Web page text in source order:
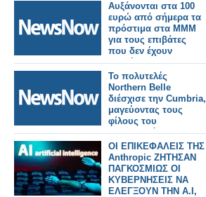
Αυξάνονται στα 100
ευρώ από σήμερα τα
πρόστιμα στα ΜΜΜ
για τους επιβάτες
που δεν έχουν
εισιτήριο.
Το πολυτελές
Northern Belle
διέσχισε την Cumbria,
μαγεύοντας τους
φίλους του
σιδηροδρόμου.
ΟΙ ΕΠΙΚΕΦΑΛΕΙΣ ΤΗΣ
Anthropic ΖΗΤΗΣΑΝ
ΠΑΓΚΟΣΜΙΩΣ ΟΙ
ΚΥΒΕΡΝΗΣΕΙΣ ΝΑ
ΕΛΕΓΞΟΥΝ ΤΗΝ Α.Ι,